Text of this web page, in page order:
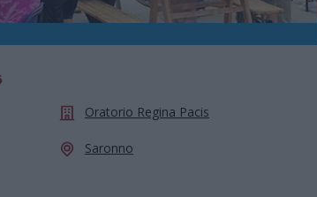
Oratorio Regina Pacis
Saronno